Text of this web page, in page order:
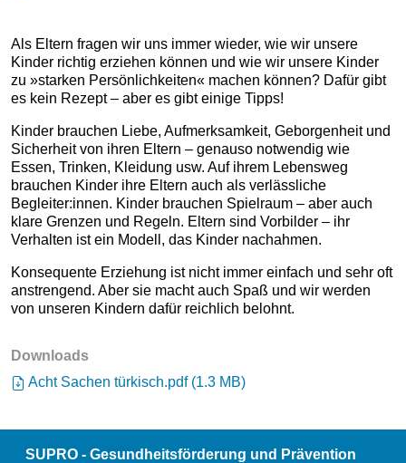
Als Eltern fragen wir uns immer wieder, wie wir unsere
Kinder richtig erziehen können und wie wir unsere Kinder
zu »starken Persönlichkeiten« machen können? Dafür gibt
es kein Rezept – aber es gibt einige Tipps!
Kinder brauchen Liebe, Aufmerksamkeit, Geborgenheit und
Sicherheit von ihren Eltern – genauso notwendig wie
Essen, Trinken, Kleidung usw. Auf ihrem Lebensweg
brauchen Kinder ihre Eltern auch als verlässliche
Begleiter:innen. Kinder brauchen Spielraum – aber auch
klare Grenzen und Regeln. Eltern sind Vorbilder – ihr
Verhalten ist ein Modell, das Kinder nachahmen.
Konsequente Erziehung ist nicht immer einfach und sehr oft
anstrengend. Aber sie macht auch Spaß und wir werden
von unseren Kindern dafür reichlich belohnt.
Downloads
Acht Sachen türkisch.pdf(1.3 MB)
SUPRO - Gesundheitsförderung und Prävention